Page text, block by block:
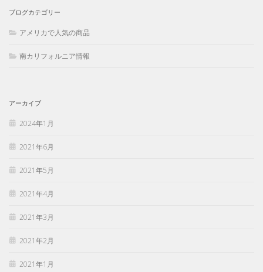
ブログカテゴリー
アメリカで人気の商品
南カリフォルニア情報
アーカイブ
2024年1月
2021年6月
2021年5月
2021年4月
2021年3月
2021年2月
2021年1月